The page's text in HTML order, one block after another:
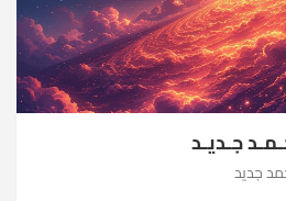
جـديـد
جديد